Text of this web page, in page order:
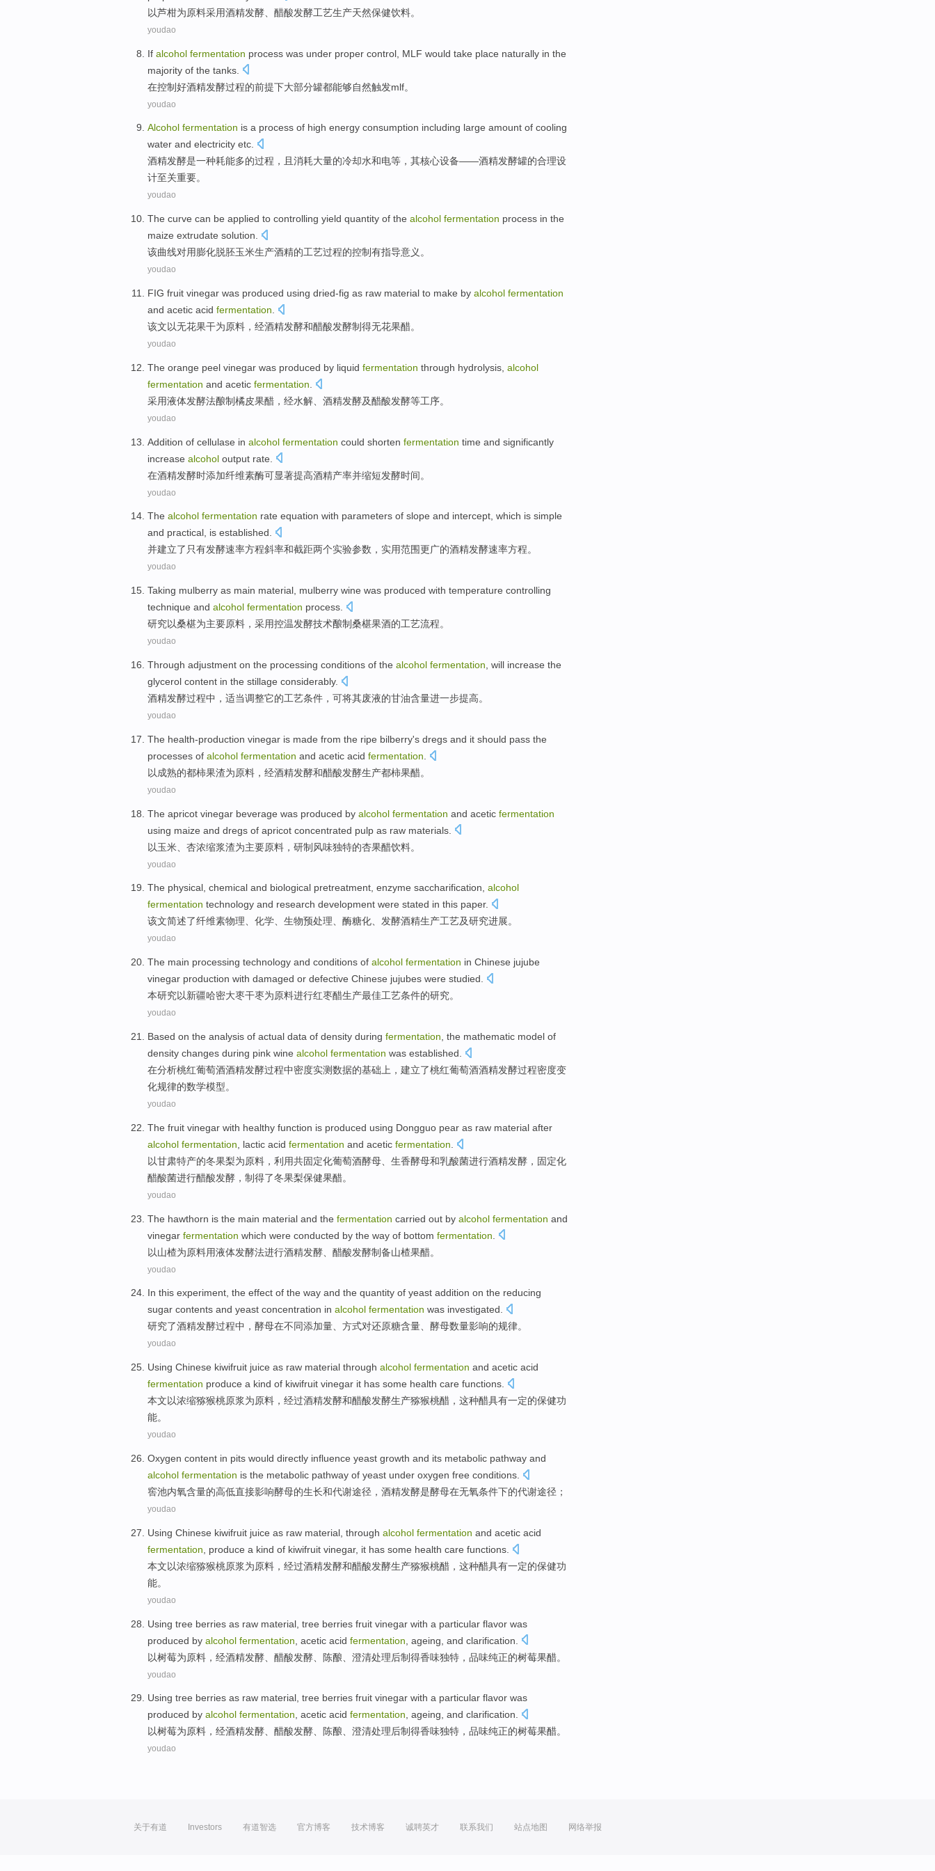
以芦柑为原料采用酒精发酵 醋酸发酵工艺生产天然保健饮料。
youdao
If alcohol fermentation process was under proper control MLF would take place naturally in the
majority of the tanks
在控制好酒精发酵过程的前提下大部分罐都能够自然触发mlf。
youdao
Alcohol fermentation is a process of high energy consumption including large amount of cooling
water and electricity etc.
酒精发酵是一种耗能多的过程 ，且 消耗大量的冷却水和电等 ，其核心设备——酒精发酵罐的合理设
计至关重要。
youdao
The curve can be applied to controlling yield quantity of the alcohol fermentation process in the
maize extrudate solution.
该曲线对用膨化脱胚玉米生产酒精的工艺过程的控制有指导意义。
youdao
FIG fruit vinegar was produced using dried-fig as raw material to make by alcohol fermentation
and acetic acid fermentation
该文以无花果干为原料 ， 经酒精发酵和醋酸发酵制得无花果醋。
youdao
The orange peel vinegar was produced by liquid fermentation through hydrolysis alcohol
fermentation and acetic fermentation
采用液体发酵法酿制橘皮果醋 ， 经水解 酒精发酵及醋酸发酵等工序。
youdao
Addition of cellulase in alcohol fermentation could shorten fermentation time and significantly
increase alcohol output rate
在酒精发酵时添加纤维素酶可显著提高酒精产率并缩短发酵时间。
youdao
The alcohol fermentation rate equation with parameters of slope and intercept, which is simple
and practical, is established.
并建立了只有发酵速率方程斜率和截距两个实验参数 ， 实用范围更广的酒精发酵速率方程。
youdao
Taking mulberry as main material , mulberry wine was produced with temperature controlling
technique and alcohol fermentation process
研究以桑椹为主要原料 ，采用控温发酵技术酿制桑椹果酒的工艺流程。
youdao
Through adjustment on the processing conditions of the alcohol fermentation will increase the
glycerol content in the stillage considerably.
酒精发酵过程中，适当调整它的工艺条件 ，可将其废液的甘油含量进一步提高。
youdao
The health-production vinegar is made from the ripe bilberry's dregs and it should pass the
processes of alcohol fermentation and acetic acid fermentation
以成熟的都柿果渣为原料，经酒精发酵和醋酸发酵生产都柿果醋。
youdao
The apricot vinegar beverage was produced by alcohol fermentation and acetic fermentation
using maize and dregs of apricot concentrated pulp as raw materials
以玉米 杏浓缩浆渣为主要原料 ，研制风味独特的杏果醋饮料。
youdao
The physical, chemical and biological pretreatment, enzyme saccharification, alcohol
fermentation technology and research development were stated in this paper.
该文简述了纤维素物理、 化学、 生物预处理、 酶糖化、 发酵酒精生产工艺及研究进展。
youdao
The main processing technology and conditions of alcohol fermentation in Chinese jujube
vinegar production with damaged or defective Chinese jujubes were studied
本研究以新疆哈密大枣干枣为原料进行红枣醋生产最佳工艺条件的研究。
youdao
Based on the analysis of actual data of density during fermentation , the mathematic model of
density changes during pink wine alcohol fermentation was established.
在分析桃红葡萄酒酒精发酵过程中密度实测数据的基础 上 ，建立了桃红葡萄酒酒精发酵过程密度变
化规律的数学模型。
youdao
The fruit vinegar with healthy function is produced using Dongguo pear as raw material after
alcohol fermentation lactic acid fermentation and acetic fermentation
以甘肃特产的冬果梨为原料 ， 利用共固定化葡萄酒酵母、生香酵母和乳酸菌进行酒精发酵 ，固定化
醋酸菌进行醋酸发酵，制得了冬果梨保健果醋。
youdao
The hawthorn is the main material and the fermentation carried out by alcohol fermentation and
vinegar fermentation which were conducted by the way of bottom fermentation
以山楂为原料用液体发酵法进行酒精发酵 醋酸发酵制备山楂果醋。
youdao
In this experiment, the effect of the way and the quantity of yeast addition on the reducing
sugar contents and yeast concentration in alcohol fermentation was investigated.
研究了酒精发酵过程中， 酵母在不同添加量、 方式对还原糖含量、酵母数量影响的规律。
youdao
Using Chinese kiwifruit juice as raw material through alcohol fermentation and acetic acid
fermentation produce a kind of kiwifruit vinegar it has some health care functions
本文以浓缩猕猴桃原浆为原料 ， 经过酒精发酵和醋酸发酵生产猕猴桃醋 ， 这种醋具有一定的保健功
能。
youdao
Oxygen content in pits would directly influence yeast growth and its metabolic pathway and
alcohol fermentation is the metabolic pathway of yeast under oxygen free conditions.
窖池内氧含量的高低直接影响酵母的生长和代谢途径 ， 酒精发酵是酵母在无氧条件下的代谢途径；
youdao
Using Chinese kiwifruit juice as raw material through alcohol fermentation and acetic acid
fermentation
produce a kind of kiwifruit vinegar, it has some health care functions
本文以浓缩猕猴桃原浆为原料 ， 经过酒精发酵和醋酸发酵生产猕猴桃醋 ， 这种醋具有一定的保健功
能。
youdao
Using tree berries as raw material , tree berries fruit vinegar with a particular flavor was
produced by alcohol fermentation acetic acid fermentation , ageing, and clarification
以树莓为原料 ， 经酒精发酵 、醋酸发酵、 陈酿 、澄清处理后制得香味独特 ，品味纯正的树莓果醋。
youdao
Using tree berries as raw material, tree berries fruit vinegar with a particular flavor was
produced by alcohol fermentation, acetic acid fermentation, ageing, and clarification.
以树莓为原料 ， 经酒精发酵、醋酸发酵、 陈酿、澄清处理后制得香味独特 ，品味纯正的树莓果醋。
youdao
关于有道 Investors 有道智选 官方博客 技术博客 诚聘英才 联系我们 站点地图 网络举报